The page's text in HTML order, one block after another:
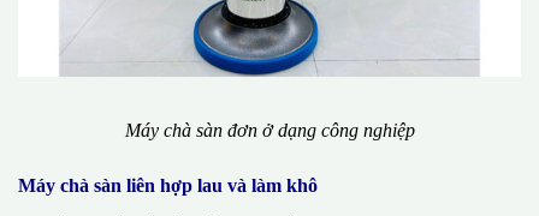
Máy chà sàn đơn ở dạng công nghiệp
Máy chà sàn liên hợp lau và làm khô